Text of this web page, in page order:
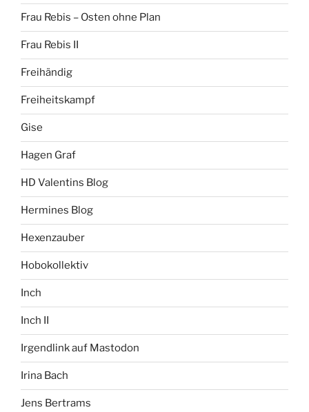
Frau Rebis – Osten ohne Plan
Frau Rebis II
Freihändig
Freiheitskampf
Gise
Hagen Graf
HD Valentins Blog
Hermines Blog
Hexenzauber
Hobokollektiv
Inch
Inch II
Irgendlink auf Mastodon
Irina Bach
Jens Bertrams